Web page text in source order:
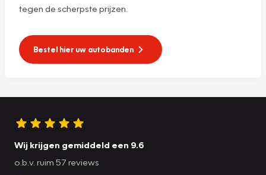
tegen de scherpste prijzen.
Bestel hier uw autobanden
Wij krijgen gemiddeld een 9.6
o.b.v. ruim 57 reviews